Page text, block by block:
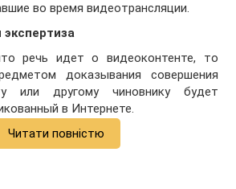
во время видеотрансляции.
экспертиза
речь идет о видеоконтенте, то
доказывания совершения
или другому чиновнику будет
в Интернете.
Читати повністю